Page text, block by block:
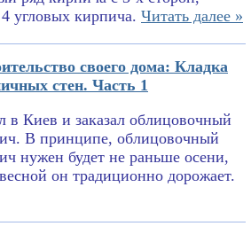
угловых кирпича. Читать далее »
своего дома: Кладка
стен. Часть 1
в Киев и заказал облицовочный
В принципе, облицовочный
нужен будет не раньше осени,
он традиционно дорожает.